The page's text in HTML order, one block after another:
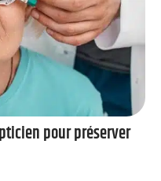
pour préserver